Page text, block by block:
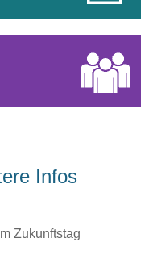
Infos
Zukunftstag